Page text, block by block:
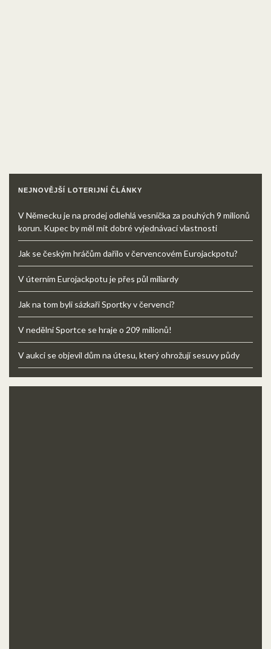
NEJNOVĚJŠÍ LOTERIJNÍ ČLÁNKY
V Německu je na prodej odlehlá vesnička za pouhých 9 milionů
korun. Kupec by měl mít dobré vyjednávací vlastnosti
Jak se českým hráčům dařilo v červencovém Eurojackpotu?
V úterním Eurojackpotu je přes půl miliardy
Jak na tom byli sázkaři Sportky v červenci?
V nedělní Sportce se hraje o 209 milionů!
V aukci se objevil dům na útesu, který ohrožují sesuvy půdy